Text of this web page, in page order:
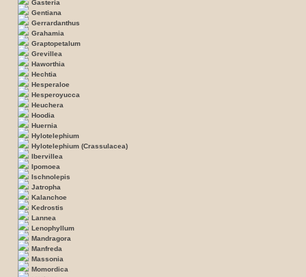
Gasteria
Gentiana
Gerrardanthus
Grahamia
Graptopetalum
Grevillea
Haworthia
Hechtia
Hesperaloe
Hesperoyucca
Heuchera
Hoodia
Huernia
Hylotelephium
Hylotelephium (Crassulacea)
Ibervillea
Ipomoea
Ischnolepis
Jatropha
Kalanchoe
Kedrostis
Lannea
Lenophyllum
Mandragora
Manfreda
Massonia
Momordica